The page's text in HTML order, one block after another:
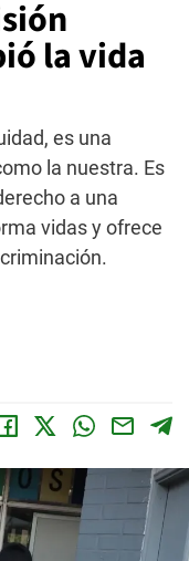
la vida
es una
la nuestra. Es
a una
vidas y ofrece